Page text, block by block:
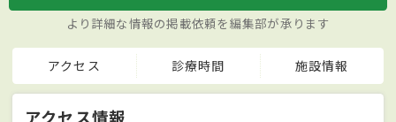
より詳細な情報の掲載依頼を編集部が承ります
アクセス 診療時間 施設情報
アクセス情報